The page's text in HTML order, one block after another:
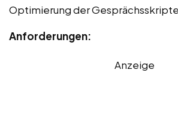
Optimierung der
Anforderungen:
Anzeige